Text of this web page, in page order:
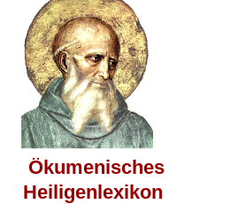
Ökumenisches
Heiligenlexikon